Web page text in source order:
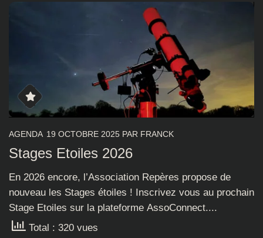
AGENDA 19 OCTOBRE 2025 PAR FRANCK
Stages Etoiles 2026
En 2026 encore, l’Association Repères propose de
nouveau les Stages étoiles ! Inscrivez vous au prochain
Stage Etoiles sur la plateforme AssoConnect....
Total : 320 vues